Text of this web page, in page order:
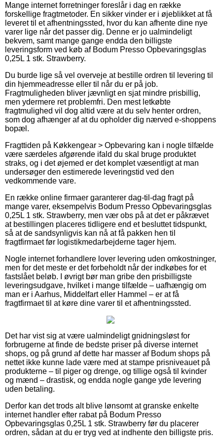
Mange internet forretninger foreslår i dag en række
forskellige fragtmetoder. En sikker vinder er i øjeblikket at få
leveret til et afhentningssted, hvor du kan afhente dine nye
varer lige når det passer dig. Denne er jo ualmindeligt
bekvem, samt mange gange endda den billigste
leveringsform ved køb af Bodum Presso Opbevaringsglas
0,25L 1 stk. Strawberry.
Du burde lige så vel overveje at bestille ordren til levering til
din hjemmeadresse eller til når du er på job.
Fragtmuligheden bliver jævnligt en sjat mindre prisbillig,
men ydermere ret problemfri. Den mest letkøbte
fragtmulighed vil dog altid være at du selv henter ordren,
som dog afhænger af at du opholder dig nærved e-shoppens
bopæl.
Fragttiden på Køkkengear > Opbevaring kan i nogle tilfælde
være særdeles afgørende ifald du skal bruge produktet
straks, og i det øjemed er det komplet væsentligt at man
undersøger den estimerede leveringstid ved den
vedkommende vare.
En række online firmaer garanterer dag-til-dag fragt på
mange varer, eksempelvis Bodum Presso Opbevaringsglas
0,25L 1 stk. Strawberry, men vær obs på at det er påkrævet
at bestillingen placeres tidligere end et besluttet tidspunkt,
så at de sandsynligvis kan nå at få pakken hen til
fragtfirmaet før logistikmedarbejderne tager hjem.
Nogle internet forhandlere lover levering uden omkostninger,
men for det meste er det forbeholdt når der indkøbes for et
fastslået beløb. I øvrigt bør man gribe den prisbilligste
leveringsudgave, hvilket i mange tilfælde – uafhængig om
man er i Aarhus, Middelfart eller Hammel – er at få
fragtfirmaet til at køre dine varer til et afhentningssted.
Det har vist sig at være ualmindeligt gnidningsløst for
forbrugerne at finde de bedste priser på diverse internet
shops, og på grund af dette har masser af Bodum shops på
nettet ikke kunne lade være med at stampe prisniveauet på
produkterne – til piger og drenge, og tillige også til kvinder
og mænd – drastisk, og endda nogle gange yde levering
uden betaling.
Derfor kan det trods alt blive lønsomt at granske enkelte
internet handler efter rabat på Bodum Presso
Opbevaringsglas 0,25L 1 stk. Strawberry før du placerer
ordren, sådan at du er tryg ved at indhente den billigste pris.